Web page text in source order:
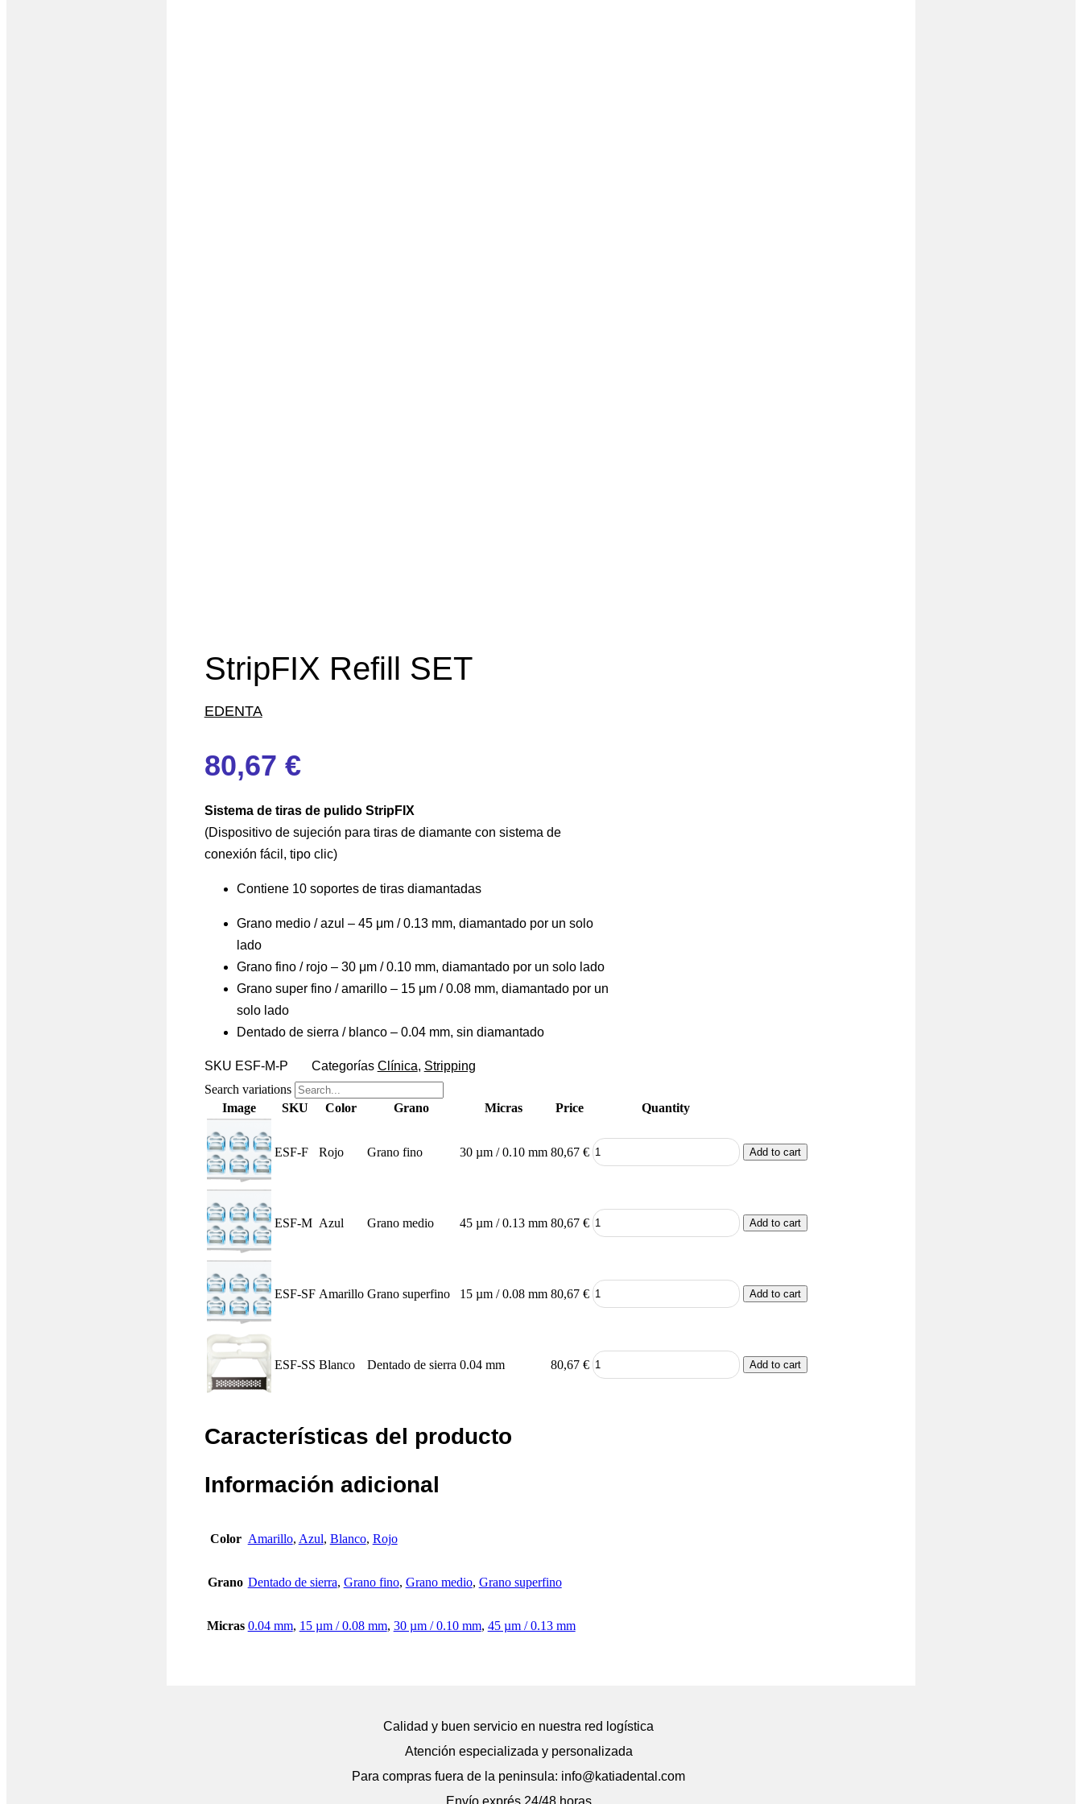
StripFIX Refill SET
EDENTA
80,67 €
Sistema de tiras de pulido StripFIX
(Dispositivo de sujeción para tiras de diamante con sistema de
conexión fácil, tipo clic)
Contiene 10 soportes de tiras diamantadas
Grano medio / azul – 45 μm / 0.13 mm, diamantado por un solo
lado
Grano fino / rojo – 30 μm / 0.10 mm, diamantado por un solo lado
Grano super fino / amarillo – 15 μm / 0.08 mm, diamantado por un
solo lado
Dentado de sierra / blanco – 0.04 mm, sin diamantado
SKU ESF-M-P Categorías Clínica, Stripping
Search variations
Image
SKU Color Grano Micras Price Quantity
ESF-F Rojo Grano fino 30 µm / 0.10 mm 80,67 € Add to cart
ESF-M Azul Grano medio 45 µm / 0.13 mm 80,67 € Add to cart
ESF-SF Amarillo Grano superfino 15 µm / 0.08 mm 80,67 € Add to cart
ESF-SS Blanco Dentado de sierra 0.04 mm 80,67 € Add to cart
Características del producto
Información adicional
Color Amarillo, Azul, Blanco, Rojo
Grano Dentado de sierra, Grano fino, Grano medio, Grano superfino
Micras 0.04 mm, 15 µm / 0.08 mm, 30 µm / 0.10 mm, 45 µm / 0.13 mm
Calidad y buen servicio en nuestra red logística
Atención especializada y personalizada
Para compras fuera de la peninsula: info@katiadental.com
Envío exprés 24/48 horas